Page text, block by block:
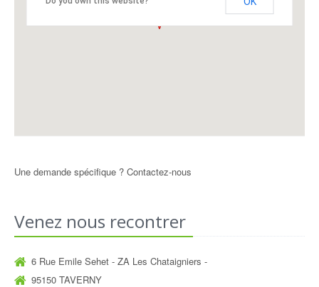
Une demande spécifique ? Contactez-nous
Venez nous recontrer
6 Rue Emile Sehet - ZA Les Chataigniers -
95150 TAVERNY